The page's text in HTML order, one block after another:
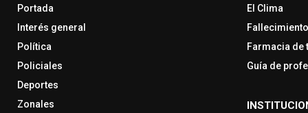
Portada
Interés general
Política
Policiales
Deportes
Zonales
El Clima
Farmacia de
Guía de